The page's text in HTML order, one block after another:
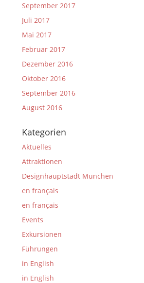
September 2017
Juli 2017
Mai 2017
Februar 2017
Dezember 2016
Oktober 2016
September 2016
August 2016
Kategorien
Aktuelles
Attraktionen
Designhauptstadt München
en français
en français
Events
Exkursionen
Führungen
in English
in English